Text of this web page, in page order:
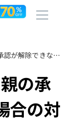
iPhoneでアプリの親の承認が解除できない場合の対処法 - 2026最新
の承
合の対